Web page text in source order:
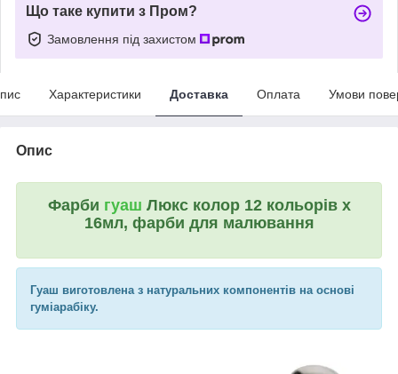
Що таке купити з Пром?
Замовлення під захистом
Характеристики Доставка Оплата Умови
Опис
Фарби гуаш Люкс колор 12 кольорів х
16мл, фарби для малювання
Гуаш виготовлена з натуральних компонентів на основі
гуміарабіку.